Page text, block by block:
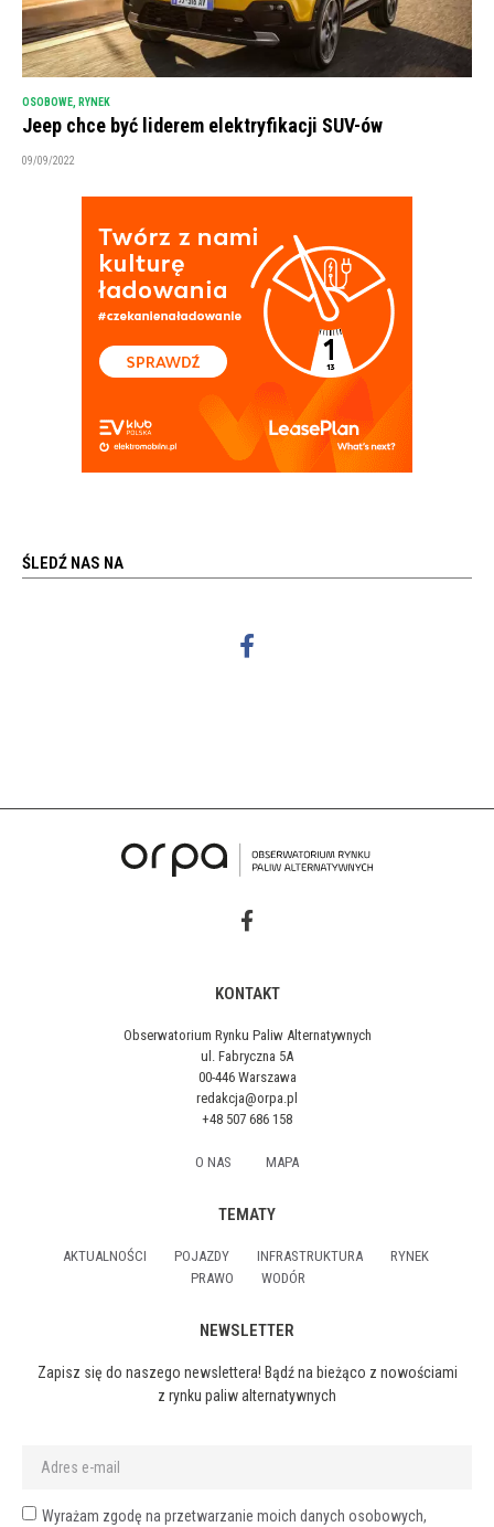
OSOBOWE RYNEK
Jeep chce być liderem elektryfikacji SUV-ów
09/09/2022
ŚLEDŹ NAS NA
KONTAKT
Obserwatorium Rynku Paliw Alternatywnych
ul. Fabryczna 5A
00-446 Warszawa
redakcja@orpa.pl
+48 507 686 158
O NAS MAPA
TEMATY
AKTUALNOŚCI POJAZDY INFRASTRUKTURA
RYNEK
PRAWO
WODÓR
NEWSLETTER
Zapisz się do naszego newslettera! Bądź na bieżąco z nowościami
z rynku paliw alternatywnych
Wyrażam zgodę na przetwarzanie moich danych osobowych,